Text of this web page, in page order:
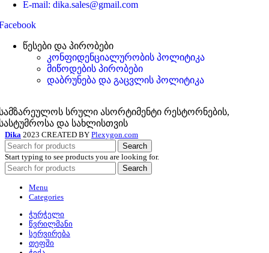
E-mail: dika.sales@gmail.com
წესები და პირობები
კონფიდენციალურობის პოლიტიკა
მიწოდების პირობები
დაბრუნება და გაცვლის პოლიტიკა
სრული ასორტიმენტი რესტორნების,
და სახლისთვის
Dika 2023 CREATED BY Plexygon.com
Search
Start typing to see products you are looking for.
Search
Menu
Categories
ჭურჭელი
წვრილმანი
სერვირება
თეფში